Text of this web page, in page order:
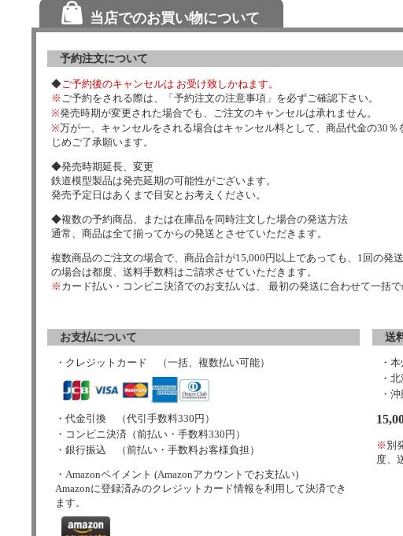
当店でのお買い物について
予約注文について
◆ご予約後のキャンセルは お受け致しかねます。
※ ご予約をされる際は、「予約注文の注意事項」を必ずご確認下さい。
※発売時期が変更された場合でも、ご注文のキャンセルは承れません。
※万が一、キャンセルをされる場合はキャンセル料として、商品代金の30％
じめご了承願います。
◆発売時期延長、変更
鉄道模型製品は発売延期の可能性がございます。
発売予定日はあくまで目安とお考えください。
◆複数の予約商品、または在庫品を同時注文した場合の発送方法
通常、商品は全て揃ってからの発送とさせていただきます。
複数商品のご注文の場合で、商品合計が15,000円以上であっても、1回の発
の場合は都度、送料手数料はご請求させていただきます。
※ カード払い・コンビニ決済でのお支払いは、 最初の発送に合わせて一括で
お支払について
・クレジットカード （一括、複数払い可能）
・代金引換 （代引手数料330円）
・コンビニ決済（前払い・手数料330円）
・銀行振込 （前払い・手数料お客様負担）
・Amazonペイメント (Amazonアカウントでお支払い)
Amazonに登録済みのクレジットカード情報を利用して決済でき
ます。
送
・
・
・
※ 別
度、